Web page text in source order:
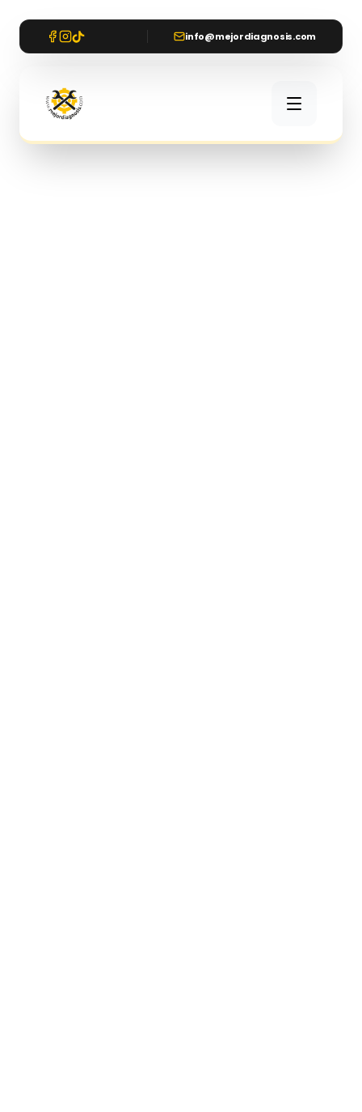
info@mejordiagnosis.com